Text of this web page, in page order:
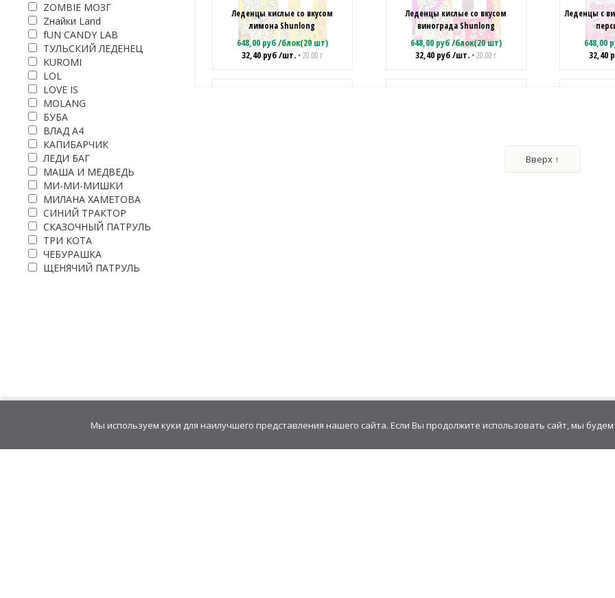
ZOMBIE МОЗГ
Zнайки Land
fUN CANDY LAB
ТУЛЬСКИЙ ЛЕДЕНЕЦ
KUROMI
LOL
LOVE IS
MOLANG
БУБА
ВЛАД А4
КАПИБАРЧИК
ЛЕДИ БАГ
МАША И МЕДВЕДЬ
МИ-МИ-МИШКИ
МИЛАНА ХАМЕТОВА
СИНИЙ ТРАКТОР
СКАЗОЧНЫЙ ПАТРУЛЬ
ТРИ КОТА
ЧЕБУРАШКА
ЩЕНЯЧИЙ ПАТРУЛЬ
Леденцы кислые со вкусом
лимона Shunlong
648,00руб/блок(20 шт)
32,40 руб/шт. • 20.00 г
Леденцы кислые со вкусом
винограда Shunlong
648,00руб/блок(20 шт)
32,40 руб/шт. • 20.00 г
Леденцы с
648,00
32,40
Вверх ↑
Мы используем куки для наилучшего представления нашего сайта. Если Вы продолжите использовать сайт, мы будем